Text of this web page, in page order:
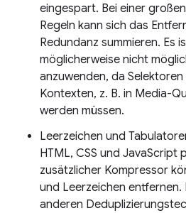
eingespart. Bei einer
Regeln kann sich das
Redundanz summieren. Es
möglicherweise nicht
anzuwenden, da
Kontexten, z. B. in Media-
werden müssen.
Leerzeichen und
HTML, CSS und JavaScript
zusätzlicher Kompressor
und Leerzeichen entfernen.
anderen